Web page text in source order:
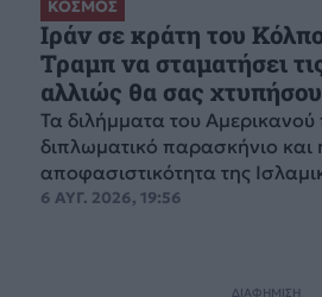
ΚΟΣΜΟΣ
Ιράν σε κράτη του
Τραμπ να σταματήσει
αλλιώς θα σας
Τα διλήμματα του
διπλωματικό παρασκήνιο και
αποφασιστικότητα της
6 ΑΥΓ. 2026, 19:56
ΔΙΑΦΗΜΙΣΗ